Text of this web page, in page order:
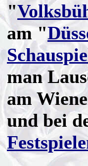
"
am "
man
am
und bei